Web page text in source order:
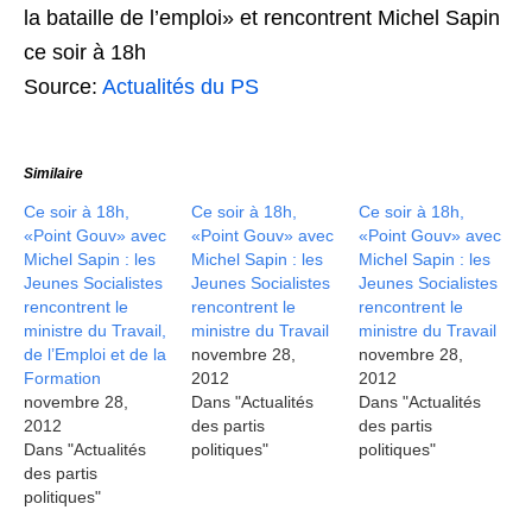
la bataille de l’emploi» et rencontrent Michel Sapin
ce soir à 18h
Source: Actualités du PS
Similaire
Ce soir à 18h,
«Point Gouv» avec
Michel Sapin : les
Jeunes Socialistes
rencontrent le
ministre du Travail,
de l’Emploi et de la
Formation
novembre 28,
2012
Dans "Actualités
des partis
politiques"
Ce soir à 18h,
«Point Gouv» avec
Michel Sapin : les
Jeunes Socialistes
rencontrent le
ministre du Travail
novembre 28,
2012
Dans "Actualités
des partis
politiques"
Ce soir à 18h,
«Point Gouv» avec
Michel Sapin : les
Jeunes Socialistes
rencontrent le
ministre du Travail
novembre 28,
2012
Dans "Actualités
des partis
politiques"